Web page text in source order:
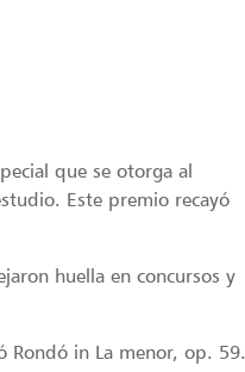
que se otorga al
Este premio recayó
huella en concursos y
Rondó in La menor, op. 59.